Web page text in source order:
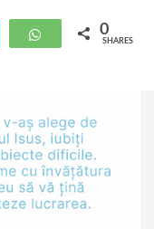
WhatsApp
0
SHARES